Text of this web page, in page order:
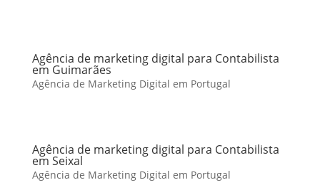
Agência de marketing digital para Contabilista
em Guimarães
Agência de Marketing Digital em Portugal
Agência de marketing digital para Contabilista
em Seixal
Agência de Marketing Digital em Portugal